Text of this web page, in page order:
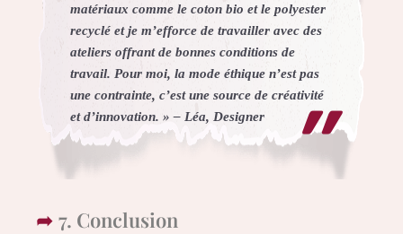
matériaux comme le coton bio et le polyester
recyclé et je m’efforce de travailler avec des
ateliers offrant de bonnes conditions de
travail. Pour moi, la mode éthique n’est pas
une contrainte, c’est une source de créativité
et d’innovation. » – Léa, Designer
7. Conclusion